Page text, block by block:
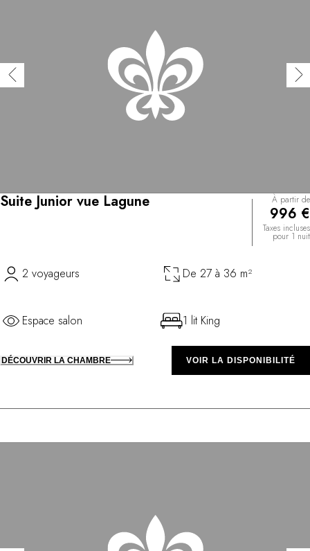
Suite Junior vue Lagune À partir de
996 €
Taxes incluses
pour 1 nuit
2 voyageurs De 27 à 36 m²
Espace salon 1 lit King
DÉCOUVRIR LA CHAMBRE VOIR LA DISPONIBILITÉ